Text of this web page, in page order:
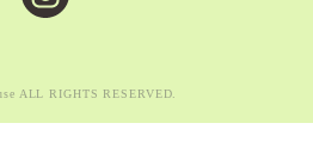
ALL RIGHTS RESERVED.